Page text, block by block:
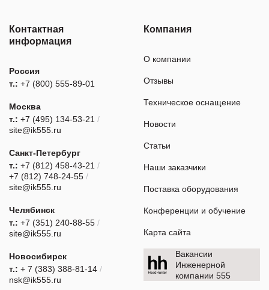
Контактная
информация
Россия
т.: +7 (800) 555-89-01
Москва
т.: +7 (495) 134-53-21 /
site@ik555.ru
Санкт-Петербург
т.: +7 (812) 458-43-21 /
+7 (812) 748-24-55 /
site@ik555.ru
Челябинск
т.: +7 (351) 240-88-55 /
site@ik555.ru
Новосибирск
т.: + 7 (383) 388-81-14 /
nsk@ik555.ru
Компания
О компании
Отзывы
Техническое оснащение
Новости
Статьи
Наши заказчики
Поставка оборудования
Конференции и обучение
Карта сайта
Вакансии
Инженерной
компании 555